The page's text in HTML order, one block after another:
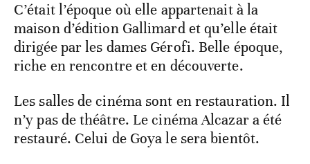
C’était l’époque où elle appartenait à la
maison d’édition Gallimard et qu’elle était
dirigée par les dames Gérofi. Belle époque,
riche en rencontre et en découverte.
Les salles de cinéma sont en restauration. Il
n’y pas de théâtre. Le cinéma Alcazar a été
restauré. Celui de Goya le sera bientôt.